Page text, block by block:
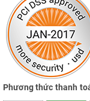
Phương thức thanh